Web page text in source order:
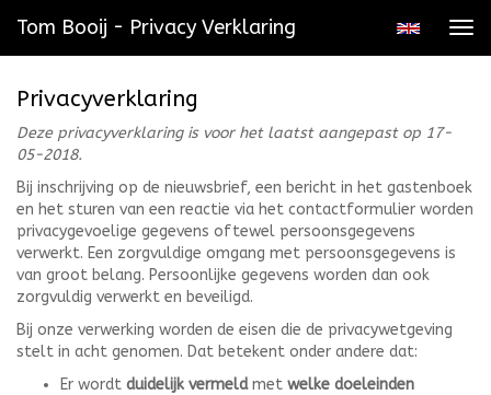
Tom Booij - Privacy Verklaring
Privacyverklaring
Deze privacyverklaring is voor het laatst aangepast op 17-
05-2018.
Bij inschrijving op de nieuwsbrief, een bericht in het gastenboek
en het sturen van een reactie via het contactformulier worden
privacygevoelige gegevens oftewel persoonsgegevens
verwerkt. Een zorgvuldige omgang met persoonsgegevens is
van groot belang. Persoonlijke gegevens worden dan ook
zorgvuldig verwerkt en beveiligd.
Bij onze verwerking worden de eisen die de privacywetgeving
stelt in acht genomen. Dat betekent onder andere dat:
Er wordt duidelijk vermeldmet welke doeleinden